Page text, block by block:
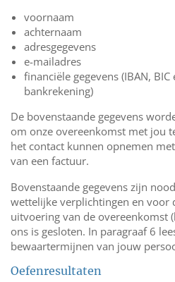
voornaam
achternaam
adresgegevens
e-mailadres
financiële gegevens (IBAN,
bankrekening)
De bovenstaande gegevens
om onze overeenkomst met jou
het contact kunnen opnemen
van een factuur.
Bovenstaande gegevens zijn
wettelijke verplichtingen en voor
uitvoering van de overeenkomst
ons is gesloten. In paragraaf 6
bewaartermijnen van jouw
Oefenresultaten